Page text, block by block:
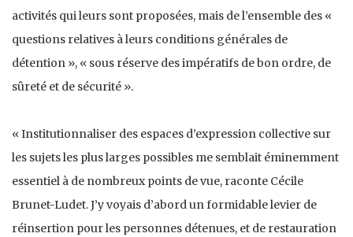
activités qui leurs sont proposées, mais de l’ensemble des «
questions relatives à leurs conditions générales de
détention », « sous réserve des impératifs de bon ordre, de
sûreté et de sécurité ».
« Institutionnaliser des espaces d’expression collective sur
les sujets les plus larges possibles me semblait éminemment
essentiel à de nombreux points de vue, raconte Cécile
Brunet-Ludet. J’y voyais d’abord un formidable levier de
réinsertion pour les personnes détenues, et de restauration